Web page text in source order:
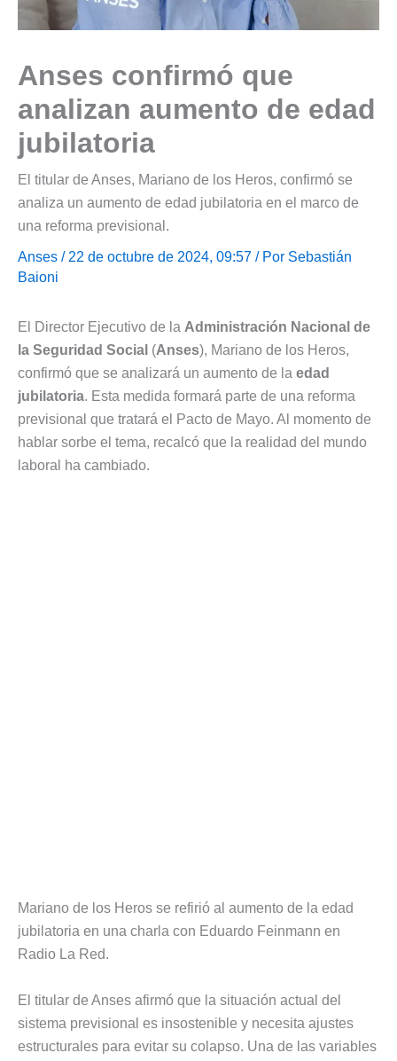
Anses confirmó que
analizan aumento de edad
jubilatoria
El titular de Anses, Mariano de los Heros, confirmó se
analiza un aumento de edad jubilatoria en el marco de
una reforma previsional.
Anses / 22 de octubre de 2024, 09:57 / Por Sebastián
Baioni
El Director Ejecutivo de la Administración Nacional de
la Seguridad Social (Anses), Mariano de los Heros,
confirmó que se analizará un aumento de la edad
jubilatoria. Esta medida formará parte de una reforma
previsional que tratará el Pacto de Mayo. Al momento de
hablar sorbe el tema, recalcó que la realidad del mundo
laboral ha cambiado.
Mariano de los Heros se refirió al aumento de la edad
jubilatoria en una charla con Eduardo Feinmann en
Radio La Red.
El titular de Anses afirmó que la situación actual del
sistema previsional es insostenible y necesita ajustes
estructurales para evitar su colapso. Una de las variables